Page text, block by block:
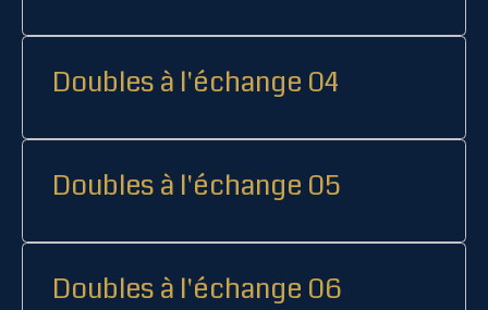
Doubles à l'échange 04
Doubles à l'échange 05
Doubles à l'échange 06